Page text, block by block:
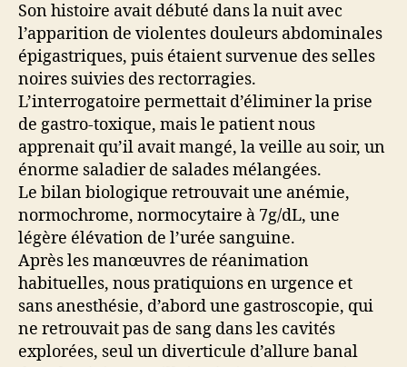
Son histoire avait débuté dans la nuit avec
l’apparition de violentes douleurs abdominales
épigastriques, puis étaient survenue des selles
noires suivies des rectorragies.
L’interrogatoire permettait d’éliminer la prise
de gastro-toxique, mais le patient nous
apprenait qu’il avait mangé, la veille au soir, un
énorme saladier de salades mélangées.
Le bilan biologique retrouvait une anémie,
normochrome, normocytaire à 7g/dL, une
légère élévation de l’urée sanguine.
Après les manœuvres de réanimation
habituelles, nous pratiquions en urgence et
sans anesthésie, d’abord une gastroscopie, qui
ne retrouvait pas de sang dans les cavités
explorées, seul un diverticule d’allure banal